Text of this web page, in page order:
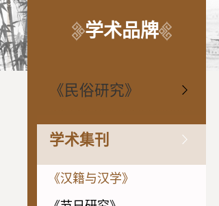
学术品牌
《民俗研究》
学术集刊
《汉籍与汉学》